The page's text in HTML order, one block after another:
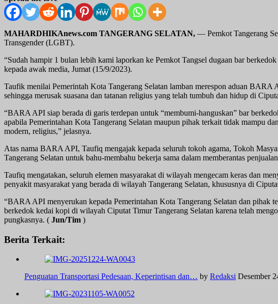
MAHARDHIKAnews.com TANGERANG SELATAN, — Pemkot Tangerang
Transgender (LGBT).
“Sudah hampir 1 bulan lebih kami laporkan ke Pemkot Tangsel dugaan bar
kepada awak media, Jumat (15/9/2023).
Taufik menilai Pemerintah Kota Tangerang Selatan lamban merespon aduan
sehingga merusak suasana dan tatanan religius yang telah tumbuh dan hidup di
“BARA API siap berada di garis terdepan untuk “membumi-hanguskan” bar
apabila Pemerintahan Kota Tangerang Selatan maupun pihak terkait tidak mampu
modern, religius,” jelasnya.
Atas nama BARA API, Taufiq mengajak kepada seluruh tokoh agama, Tokoh
Tangerang Selatan untuk bahu-membahu bekerja sama dalam memberantas
Taufiq mengatakan, seluruh elemen masyarakat di wilayah mengecam keras dan
penyakit masyarakat yang berada di wilayah Tangerang Selatan, khususnya di
“BARA API menyerukan kepada Pemerintahan Kota Tangerang Selatan dan pihak
berkedok kedai kopi di wilayah Ciputat Timur Tangerang Selatan karena telah
pungkasnya. ( Jun/Tim )
Berita Terkait:
Penguatan Transportasi Pedesaan, Keperintisan dan… by Redaksi Desember